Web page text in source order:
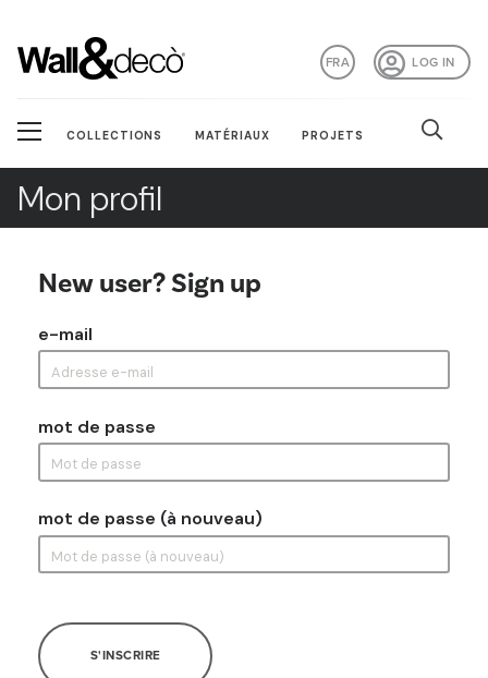
LOG IN
FRA
COLLECTIONS MATÉRIAUX PROJETS
Mon profil
New user? Sign up
e-mail
mot de passe
mot de passe (à nouveau)
S'INSCRIRE